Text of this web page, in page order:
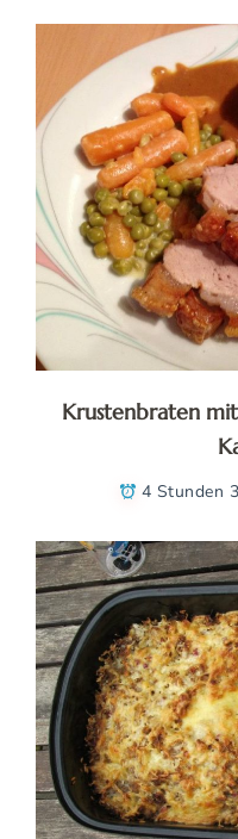
Krustenbraten
4 Stunden